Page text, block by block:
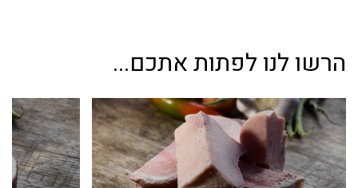
הרשו לנו לפתות אתכם...